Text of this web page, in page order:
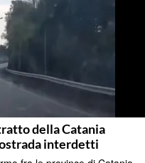
della Catania
interdetti